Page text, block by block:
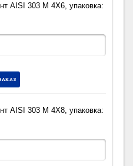
AISI 303 M 4X6, упаковка:
AISI 303 M 4X8, упаковка: